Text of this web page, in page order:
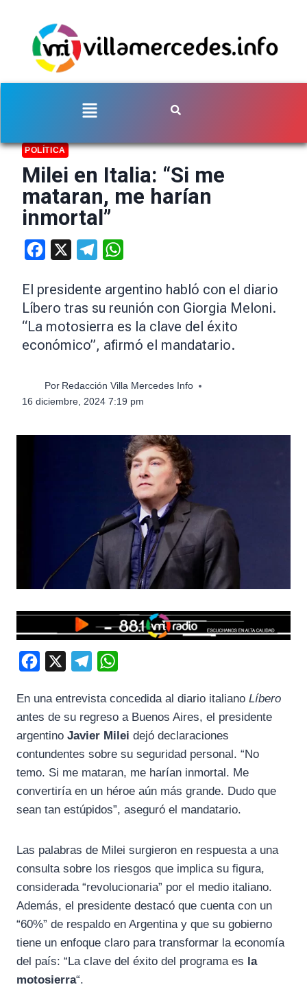
POLÍTICA
Milei en Italia: “Si me
mataran, me harían
inmortal”
Facebook Telegram
El presidente argentino habló con el diario
Líbero tras su reunión con Giorgia Meloni.
“La motosierra es la clave del éxito
económico”, afirmó el mandatario.
Por Redacción Villa Mercedes Info
16 diciembre, 2024 7:19 pm
c
e
b
k
l
e
g
m
a
t
s
En una entrevista concedida al diario italiano Líbero
antes de su regreso a Buenos Aires, el presidente
argentino Javier Milei dejó declaraciones
contundentes sobre su seguridad personal. “No
temo. Si me mataran, me harían inmortal. Me
convertiría en un héroe aún más grande. Dudo que
sean tan estúpidos”, aseguró el mandatario.
Las palabras de Milei surgieron en respuesta a una
consulta sobre los riesgos que implica su figura,
considerada “revolucionaria” por el medio italiano.
Además, el presidente destacó que cuenta con un
“60%” de respaldo en Argentina y que su gobierno
tiene un enfoque claro para transformar la economía
del país: “La clave del éxito del programa es la
motosierra“.